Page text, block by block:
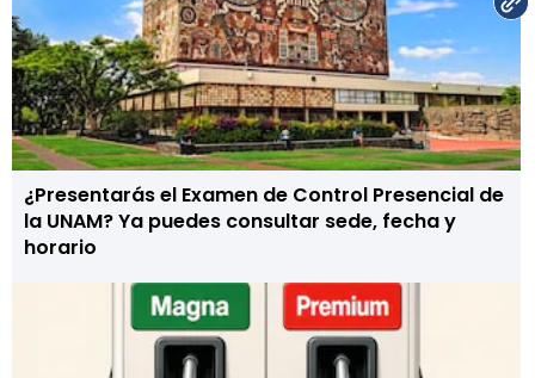
¿Presentarás el Examen de Control Presencial de
la UNAM? Ya puedes consultar sede, fecha y
horario